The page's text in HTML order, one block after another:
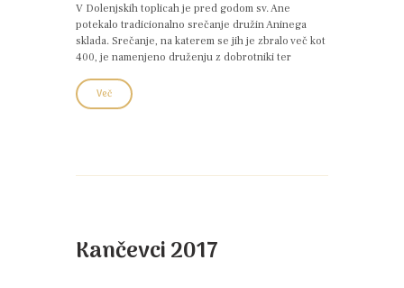
V Dolenjskih toplicah je pred godom sv. Ane
potekalo tradicionalno srečanje družin Aninega
sklada. Srečanje, na katerem se jih je zbralo več kot
400, je namenjeno druženju z dobrotniki ter
Več
Kančevci 2017